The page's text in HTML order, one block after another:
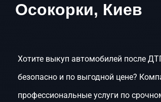
Осокорки, Киев
Хотите выкуп автомобилей после
безопасно и по выгодной цене?
профессиональные услуги по